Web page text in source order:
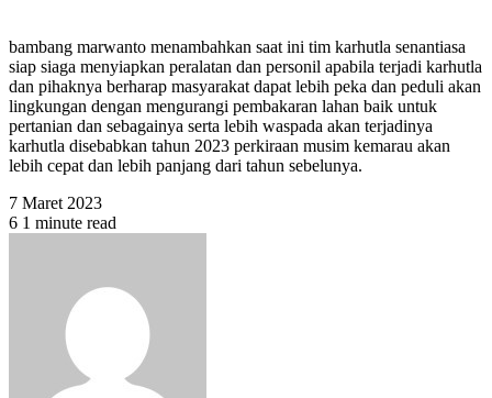
bambang marwanto menambahkan saat ini tim karhutla senantiasa
siap siaga menyiapkan peralatan dan personil apabila terjadi karhutla
dan pihaknya berharap masyarakat dapat lebih peka dan peduli akan
lingkungan dengan mengurangi pembakaran lahan baik untuk
pertanian dan sebagainya serta lebih waspada akan terjadinya
karhutla disebabkan tahun 2023 perkiraan musim kemarau akan
lebih cepat dan lebih panjang dari tahun sebelunya.
7 Maret 2023
6 1 minute read